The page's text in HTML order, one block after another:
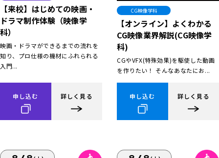
【来校】はじめての映画・
ドラマ制作体験（映像学
科）
映画・ドラマができるまでの流れを
知り、プロ仕様の機材にふれられる
入門...
申し込む 詳しく見る
CG映像学科
【オンライン】よくわかる
CG映像業界解説(CG映像学
科)
CGやVFX(特殊効果)を駆使した動画
を作りたい！ そんなあなたにお...
申し込む 詳しく見る